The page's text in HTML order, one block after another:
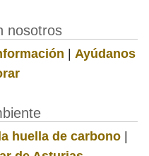
nosotros
| Ayúdanos
huella de carbono|